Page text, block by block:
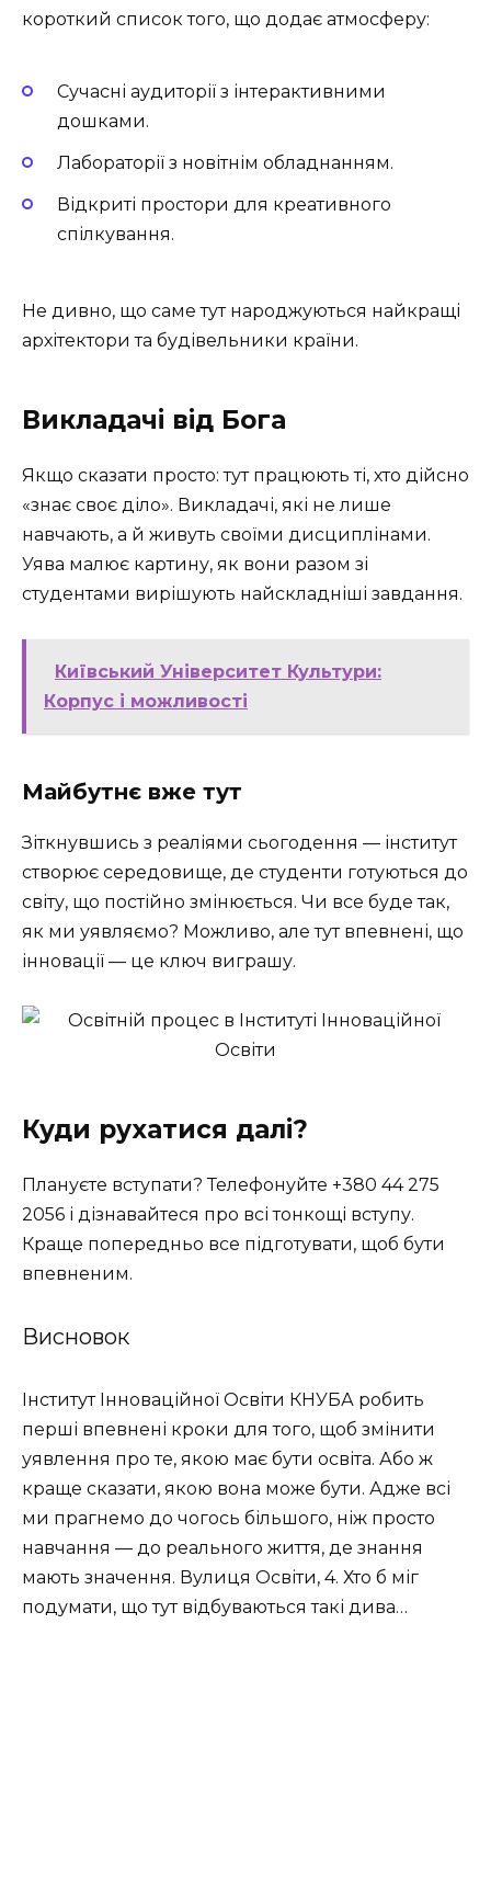
короткий список того, що додає атмосферу:
Сучасні аудиторії з інтерактивними
дошками.
Лабораторії з новітнім обладнанням.
Відкриті простори для креативного
спілкування.
Не дивно, що саме тут народжуються найкращі
архітектори та будівельники країни.
Викладачі від Бога
Якщо сказати просто: тут працюють ті, хто дійсно
«знає своє діло». Викладачі, які не лише
навчають, а й живуть своїми дисциплінами.
Уява малює картину, як вони разом зі
студентами вирішують найскладніші завдання.
Київський Університет Культури:
Корпус і можливості
Майбутнє вже тут
Зіткнувшись з реаліями сьогодення — інститут
створює середовище, де студенти готуються до
світу, що постійно змінюється. Чи все буде так,
як ми уявляємо? Можливо, але тут впевнені, що
інновації — це ключ виграшу.
Куди рухатися далі?
Плануєте вступати? Телефонуйте +380 44 275
2056 і дізнавайтеся про всі тонкощі вступу.
Краще попередньо все підготувати, щоб бути
впевненим.
Висновок
Інститут Інноваційної Освіти КНУБА робить
перші впевнені кроки для того, щоб змінити
уявлення про те, якою має бути освіта. Або ж
краще сказати, якою вона може бути. Адже всі
ми прагнемо до чогось більшого, ніж просто
навчання — до реального життя, де знання
мають значення. Вулиця Освіти, 4. Хто б міг
подумати, що тут відбуваються такі дива…